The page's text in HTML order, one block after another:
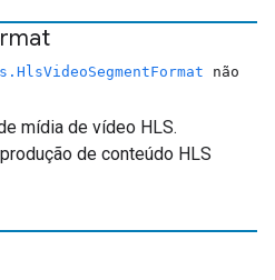
não
mídia de vídeo HLS.
de conteúdo HLS